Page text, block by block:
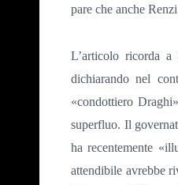
pare che anche
L’articolo ricorda
dichiarando nel
«condottiero
superfluo. Il
ha recentemente
attendibile avrebbe